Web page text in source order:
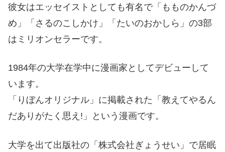
彼女はエッセイストとしても有名で「もものかんづ
め」「さるのこしかけ」「たいのおかしら」の3部
はミリオンセラーです。
1984年の大学在学中に漫画家としてデビューして
います。
「りぼんオリジナル」に掲載された「教えてやるん
だありがたく思え!」という漫画です。
大学を出て出版社の「株式会社ぎょうせい」で居眠